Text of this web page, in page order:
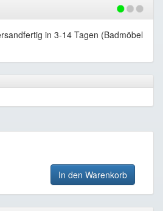
in 3-14 Tagen (Badmöbel
In den Warenkorb